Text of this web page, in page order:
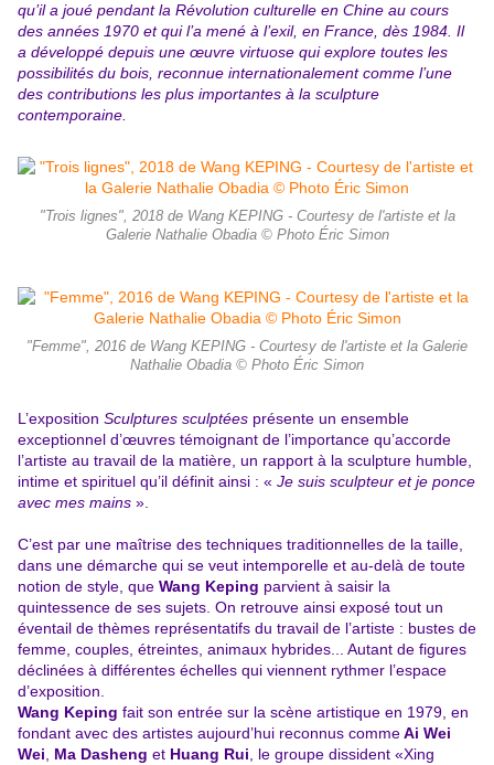
qu’il a joué pendant la Révolution culturelle en Chine au cours
des années 1970 et qui l’a mené à l’exil, en France, dès 1984. Il
a développé depuis une œuvre virtuose qui explore toutes les
possibilités du bois, reconnue internationalement comme l’une
des contributions les plus importantes à la sculpture
contemporaine.
"Trois lignes", 2018 de Wang KEPING - Courtesy de l'artiste et la
Galerie Nathalie Obadia © Photo Éric Simon
"Femme", 2016 de Wang KEPING - Courtesy de l'artiste et la Galerie
Nathalie Obadia © Photo Éric Simon
L’exposition Sculptures sculptées présente un ensemble
exceptionnel d’œuvres témoignant de l’importance qu’accorde
l’artiste au travail de la matière, un rapport à la sculpture humble,
intime et spirituel qu’il définit ainsi : « Je suis sculpteur et je ponce
avec mes mains ».
C’est par une maîtrise des techniques traditionnelles de la taille,
dans une démarche qui se veut intemporelle et au-delà de toute
notion de style, que Wang Keping parvient à saisir la
quintessence de ses sujets. On retrouve ainsi exposé tout un
éventail de thèmes représentatifs du travail de l’artiste : bustes de
femme, couples, étreintes, animaux hybrides... Autant de figures
déclinées à différentes échelles qui viennent rythmer l’espace
d’exposition.
Wang Keping fait son entrée sur la scène artistique en 1979, en
fondant avec des artistes aujourd’hui reconnus commeAi Wei
Wei
Ma Dasheng et Huang Rui , le groupe dissident «Xing